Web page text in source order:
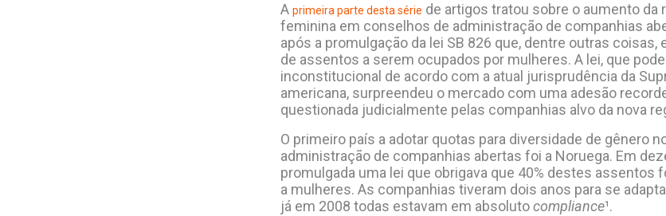
A primeira parte desta série de artigos tratou sobre o aumento da
feminina em conselhos de administração de companhias
após a promulgação da lei SB 826 que, dentre outras coisas,
de assentos a serem ocupados por mulheres. A lei, que
inconstitucional de acordo com a atual jurisprudência da
americana, surpreendeu o mercado com uma adesão
questionada judicialmente pelas companhias alvo da nova
O primeiro país a adotar quotas para diversidade de gênero
administração de companhias abertas foi a Noruega. Em
promulgada uma lei que obrigava que 40% destes assentos
a mulheres. As companhias tiveram dois anos para se
já em 2008 todas estavam em absolutocompliance¹.